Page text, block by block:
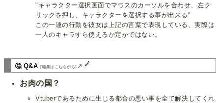
"キャラクター選択画面でマウスのカーソルを合わせ、左ク
リックを押し、キャラクターを選択する事が出来る"
この一連の行動を彼女は上記の言葉で表現している、実際は
一人のキャラすら使えるか定かではない。
🤔 Q&A [編集はこちらから] ➚
お肉の国？
Vtuberであるために生じる都合の悪い事を全て解決してくれ